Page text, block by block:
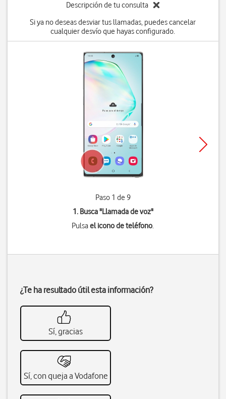
Descripción de tu consulta
Si ya no deseas desviar tus llamadas, puedes cancelar
cualquier desvío que hayas configurado.
Paso 1 de 9
1. Busca "Llamada de voz"
Pulsael icono de teléfono.
¿Te ha resultado útil esta información?
Sí, gracias
Sí, con queja a Vodafone